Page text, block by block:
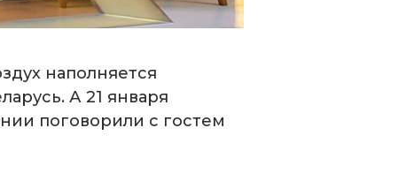
наполняется
А 21 января
поговорили с гостем